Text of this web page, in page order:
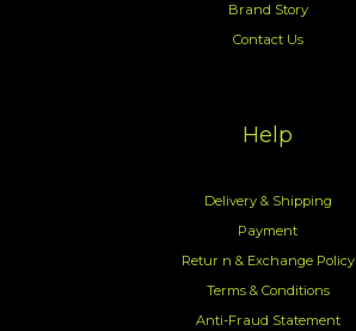
Brand Story
Contact Us
Help
Delivery & Shipping
Payment
Retur n & Exchange Policy
Terms & Conditions
Anti-Fraud Statement